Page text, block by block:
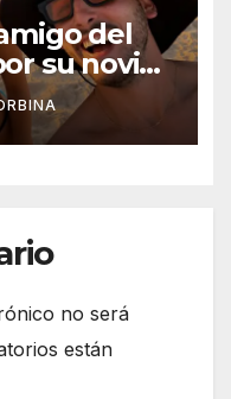
del
su novia
para
su rehén”
no será
están